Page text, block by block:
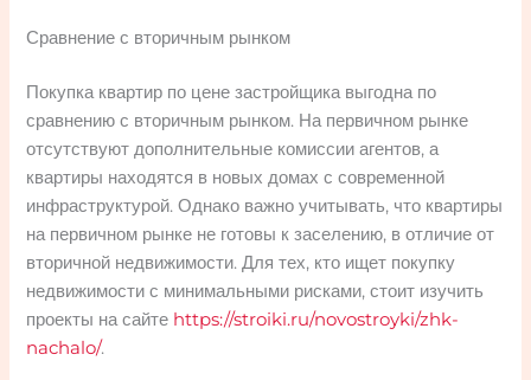
Сравнение с вторичным рынком
Покупка квартир по цене застройщика выгодна по
сравнению с вторичным рынком. На первичном рынке
отсутствуют дополнительные комиссии агентов, а
квартиры находятся в новых домах с современной
инфраструктурой. Однако важно учитывать, что квартиры
на первичном рынке не готовы к заселению, в отличие от
вторичной недвижимости. Для тех, кто ищет покупку
недвижимости с минимальными рисками, стоит изучить
проекты на сайте https://stroiki.ru/novostroyki/zhk-
nachalo/.